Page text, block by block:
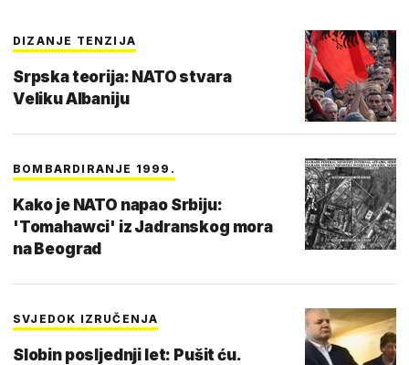
DIZANJE TENZIJA
Srpska teorija: NATO stvara
Veliku Albaniju
BOMBARDIRANJE 1999.
Kako je NATO napao Srbiju:
'Tomahawci' iz Jadranskog mora
na Beograd
SVJEDOK IZRUČENJA
Slobin posljednji let: Pušit ću.